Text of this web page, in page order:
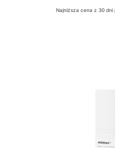
Najniższa cena z 30 dni